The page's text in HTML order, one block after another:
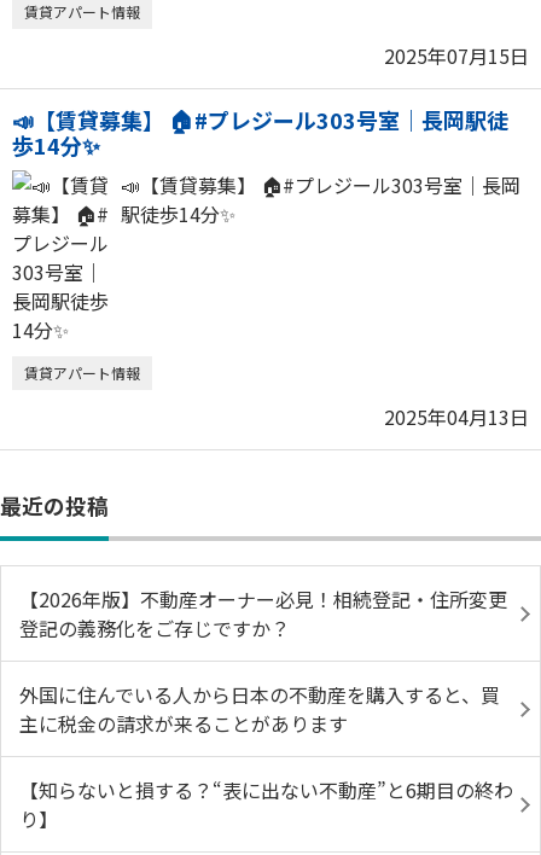
賃貸アパート情報
2025年07月15日
📣【賃貸募集】 🏠#プレジール303号室｜長岡駅徒
歩14分✨
📣【賃貸募集】 🏠#プレジール303号室｜長岡
駅徒歩14分✨
賃貸アパート情報
2025年04月13日
最近の投稿
【2026年版】不動産オーナー必見！相続登記・住所変更
登記の義務化をご存じですか？
外国に住んでいる人から日本の不動産を購入すると、買
主に税金の請求が来ることがあります
【知らないと損する？“表に出ない不動産”と6期目の終わ
り】